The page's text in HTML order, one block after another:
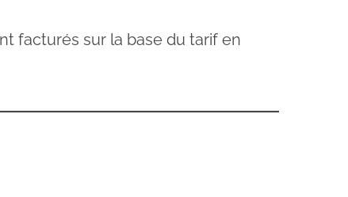
facturés sur la base du tarif en